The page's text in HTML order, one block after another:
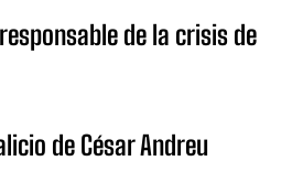
de la crisis de
de César Andreu